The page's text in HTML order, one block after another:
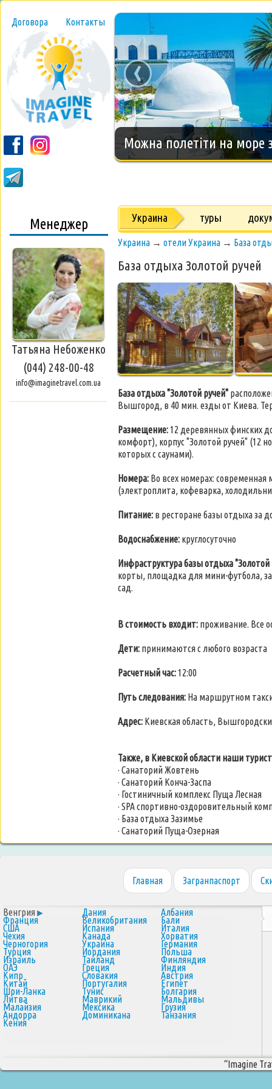
Договора Контакты
Новогодний тур на
‹
Менеджер
Татьяна Небоженко
(044) 248-00-48
info@imaginetravel.com.ua
Украина туры
Украина → отели Украина → База
База отдыха Золотой ручей
База отдыха "Золотой ручей"
Вышгород, в 40 мин. езды от Киева.
Размещение: 12 деревянных финских
комфорт), корпус "Золотой ручей" (12
которых с саунами).
Номера: Во всех номерах:
(электроплита, кофеварка,
Питание: в ресторане базы отдыха за
Водоснабжение: круглосуточно
Инфраструктура базы отдыха "Золотой
корты, площадка для мини-футбола,
сад.
В стоимость входит: проживание. Все
Дети: принимаются с любого возраста
Расчетный час: 12:00
Путь следования: На маршрутном
Адрес: Киевская область,
Также, в Киевской области наши
· Санаторий Жовтень
· Санаторий Конча-Заспа
· Гостиничный комплекс Пуща Лесная
· SPA спортивно-оздоровительный
· База отдыха Зазимье
· Санаторий Пуща-Озерная
Главная Загранпаспорт
Венгрия Дания Албания
Франция Великобритания Бали
США Испания Италия
Чехия Канада Хорватия
Черногория Украина Германия
Турция Иордания Польша
Израиль Таиланд Финляндия
ОАЭ Греция Индия
Кипр Словакия Австрия
Китай Португалия Египет
Шри-Ланка Тунис Болгария
Литва Маврикий Мальдивы
Малайзия Мексика Грузия
Андорра Доминикана Танзания
Кения
“Imagine